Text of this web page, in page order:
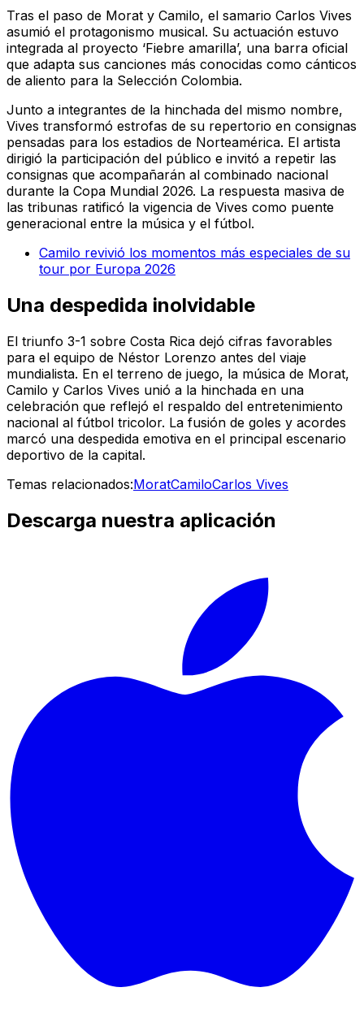
Tras el paso de Morat y Camilo, el samario Carlos Vives
asumió el protagonismo musical. Su actuación estuvo
integrada al proyecto ‘Fiebre amarilla’, una barra oficial
que adapta sus canciones más conocidas como cánticos
de aliento para la Selección Colombia.
Junto a integrantes de la hinchada del mismo nombre,
Vives transformó estrofas de su repertorio en consignas
pensadas para los estadios de Norteamérica. El artista
dirigió la participación del público e invitó a repetir las
consignas que acompañarán al combinado nacional
durante la Copa Mundial 2026. La respuesta masiva de
las tribunas ratificó la vigencia de Vives como puente
generacional entre la música y el fútbol.
Camilo revivió los momentos más especiales de su
tour por Europa 2026
Una despedida inolvidable
El triunfo 3-1 sobre Costa Rica dejó cifras favorables
para el equipo de Néstor Lorenzo antes del viaje
mundialista. En el terreno de juego, la música de Morat,
Camilo y Carlos Vives unió a la hinchada en una
celebración que reflejó el respaldo del entretenimiento
nacional al fútbol tricolor. La fusión de goles y acordes
marcó una despedida emotiva en el principal escenario
deportivo de la capital.
Temas relacionados:MoratCamiloCarlos Vives
Descarga nuestra aplicación